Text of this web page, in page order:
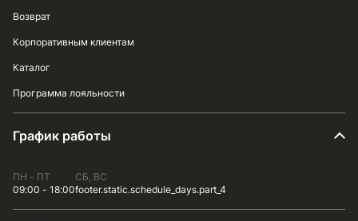
Возврат
Корпоративным клиентам
Каталог
Программа лояльности
График работы
ПН - ПТ
09:00 - 18:00
СБ, ВС
footer.static.schedule_days.part_4